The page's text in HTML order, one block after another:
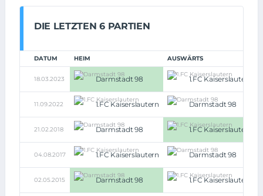
DIE LETZTEN 6 PARTIEN
DATUM HEIM AUSWÄRTS
18.03.2023 Darmstadt 98 1.FC Kaiserslautern
11.09.2022 1.FC Kaiserslautern Darmstadt 98
21.02.2018 Darmstadt 98 1.FC Kaiserslautern
04.08.2017 1.FC Kaiserslautern Darmstadt 98
02.05.2015 Darmstadt 98 1.FC Kaiserslautern